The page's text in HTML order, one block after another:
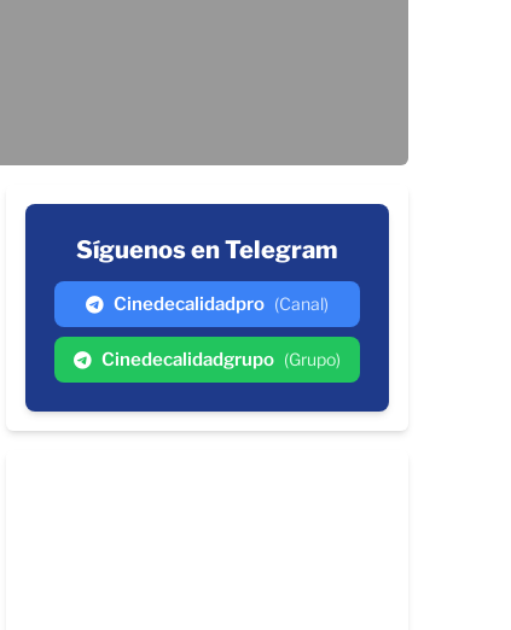
Síguenos en Telegram
Cinedecalidadpro (Canal)
Cinedecalidadgrupo (Grupo)